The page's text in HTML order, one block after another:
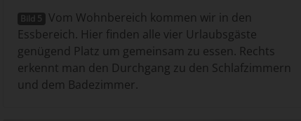
Bild 5 Vom Wohnbereich kommen wir in den
Essbereich. Hier finden alle vier Urlaubsgäste
genügend Platz um gemeinsam zu essen. Rechts
erkennt man den Durchgang zu den Schlafzimmern
und dem Badezimmer.